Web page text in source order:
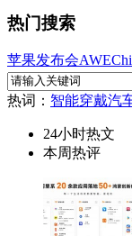
热门搜索
苹果发布会AWE
热词： 智能穿戴汽
24小时热文
本周热评